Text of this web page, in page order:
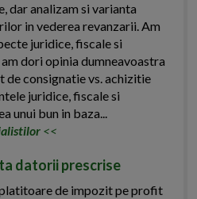
dar analizam si varianta
in vederea revanzarii. Am
juridice, fiscale si
dori opinia dumneavoastra
de consignatie vs. achizitie
juridice, fiscale si
unui bun in baza...
<<
datorii prescrise
de impozit pe profit